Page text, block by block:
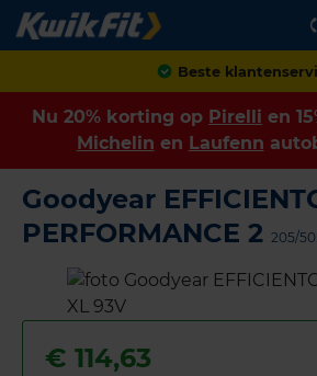
Achteraf
Nu 20% korting op Pirelli en
Michelin en Laufenn
Goodyear
PERFORMANCE 2 205/
€ 114,63